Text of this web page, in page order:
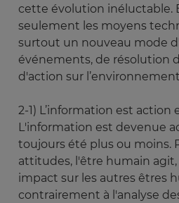
cette évolution inéluctable.
seulement les moyens
surtout un nouveau mode
événements, de résolution
d'action sur
2-1) L’information est
L'information est devenue
toujours été plus ou moins.
attitudes, l'être humain
impact sur les autres êtres
contrairement à l'analyse